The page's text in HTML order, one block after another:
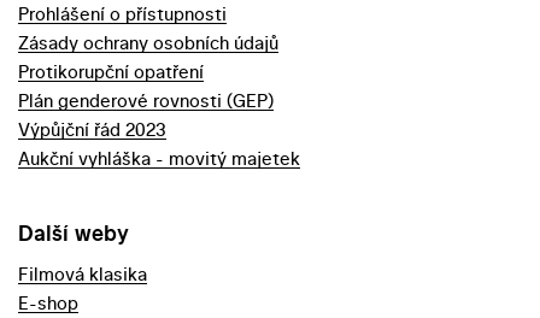
Prohlášení o přístupnosti
Zásady ochrany osobních údajů
Protikorupční opatření
Plán genderové rovnosti (GEP)
Výpůjční řád 2023
Aukční vyhláška - movitý majetek
Další weby
Filmová klasika
E-shop